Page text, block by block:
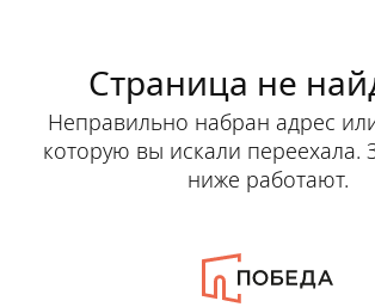
Страница не
Неправильно набран адрес
которую вы искали переехала.
ниже работают.